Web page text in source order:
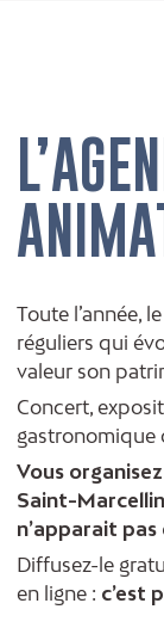
Toute l’année,
réguliers qui
valeur son
Concert,
gastronomique
Vous
Saint-
n’apparait pas
Diffusez-le
en ligne : c’est